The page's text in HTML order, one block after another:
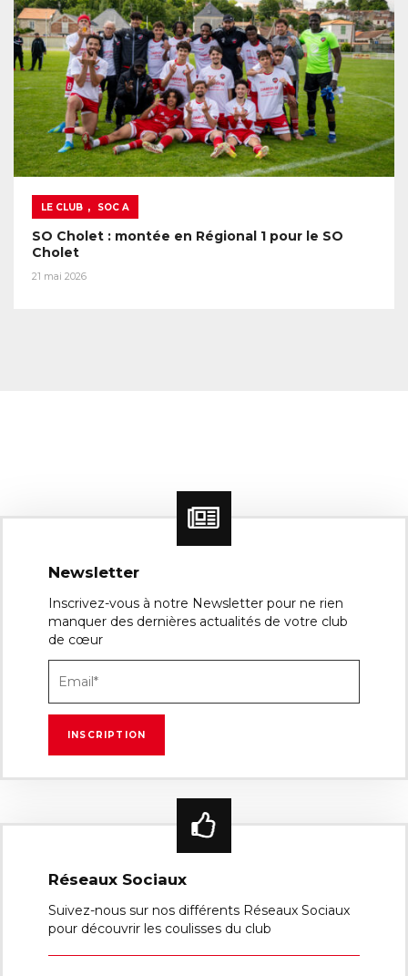
LE CLUB , SOC A
SO Cholet : montée en Régional 1 pour le SO
Cholet
21 mai 2026
Newsletter
Inscrivez-vous à notre Newsletter pour ne rien
manquer des dernières actualités de votre club
de cœur
Réseaux Sociaux
Suivez-nous sur nos différents Réseaux Sociaux
pour découvrir les coulisses du club